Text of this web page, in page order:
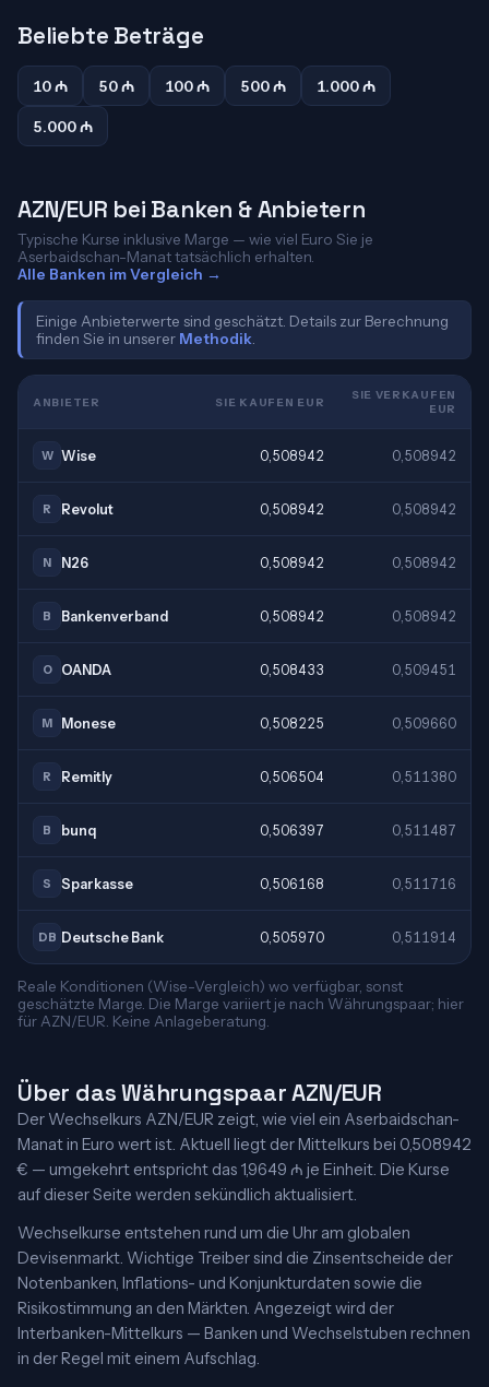
Beliebte Beträge
10 ₼ 50 ₼ 100 ₼ 500 ₼ 1.000 ₼
5.000 ₼
AZN/EUR bei Banken & Anbietern
Typische Kurse inklusive Marge — wie viel Euro Sie je
Aserbaidschan-Manat tatsächlich erhalten.
Alle Banken im Vergleich →
Einige Anbieterwerte sind geschätzt. Details zur Berechnung
finden Sie in unserer Methodik
ANBIETER SIE KAUFEN EUR
SIE VERKAUFEN
EUR
W Wise 0,508942 0,508942
R Revolut 0,508942 0,508942
N N26 0,508942 0,508942
B Bankenverband 0,508942 0,508942
O OANDA 0,508433 0,509451
M Monese 0,508225 0,509660
R Remitly 0,506504 0,511380
B bunq 0,506397 0,511487
S Sparkasse 0,506168 0,511716
DB Deutsche Bank 0,505970 0,511914
Reale Konditionen (Wise-Vergleich) wo verfügbar, sonst
geschätzte Marge. Die Marge variiert je nach Währungspaar; hier
für AZN/EUR. Keine Anlageberatung.
Über das Währungspaar AZN/EUR
Der Wechselkurs AZN/EUR zeigt, wie viel ein Aserbaidschan-
Manat in Euro wert ist. Aktuell liegt der Mittelkurs bei 0,508942
€ — umgekehrt entspricht das 1,9649 ₼ je Einheit. Die Kurse
auf dieser Seite werden sekündlich aktualisiert.
Wechselkurse entstehen rund um die Uhr am globalen
Devisenmarkt. Wichtige Treiber sind die Zinsentscheide der
Notenbanken, Inflations- und Konjunkturdaten sowie die
Risikostimmung an den Märkten. Angezeigt wird der
Interbanken-Mittelkurs — Banken und Wechselstuben rechnen
in der Regel mit einem Aufschlag.